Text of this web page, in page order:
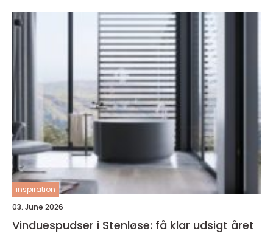
inspiration
03. June 2026
Vinduespudser i Stenløse: få klar udsigt året